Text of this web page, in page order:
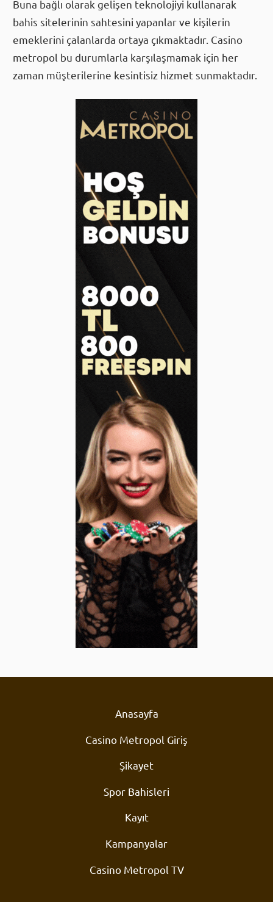
Buna bağlı olarak gelişen teknolojiyi kullanarak
bahis sitelerinin sahtesini yapanlar ve kişilerin
emeklerini çalanlarda ortaya çıkmaktadır. Casino
metropol bu durumlarla karşılaşmamak için her
zaman müşterilerine kesintisiz hizmet sunmaktadır.
Anasayfa
Casino Metropol Giriş
Şikayet
Spor Bahisleri
Kayıt
Kampanyalar
Casino Metropol TV